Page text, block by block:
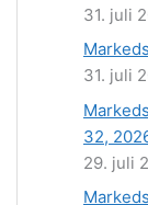
31. juli
31. juli
32,
29. juli